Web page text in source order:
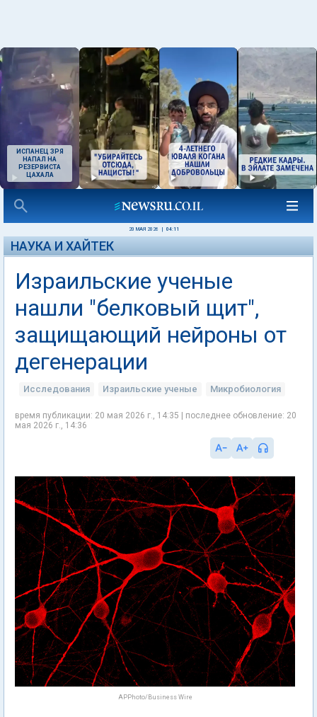
ИСПАНЕЦ ЗРЯ
НАПАЛ НА
РЕЗЕРВИСТА
ЦАХАЛА
20 МАЯ 2026 04:11
НАУКА И ХАЙТЕК
Израильские ученые
нашли "белковый щит",
защищающий нейроны от
дегенерации
Исследования Израильские ученые Микробиология
время публикации: 20 мая 2026 г., 14:35 | последнее обновление: 20
мая 2026 г., 14:36
APPhoto/Business Wire